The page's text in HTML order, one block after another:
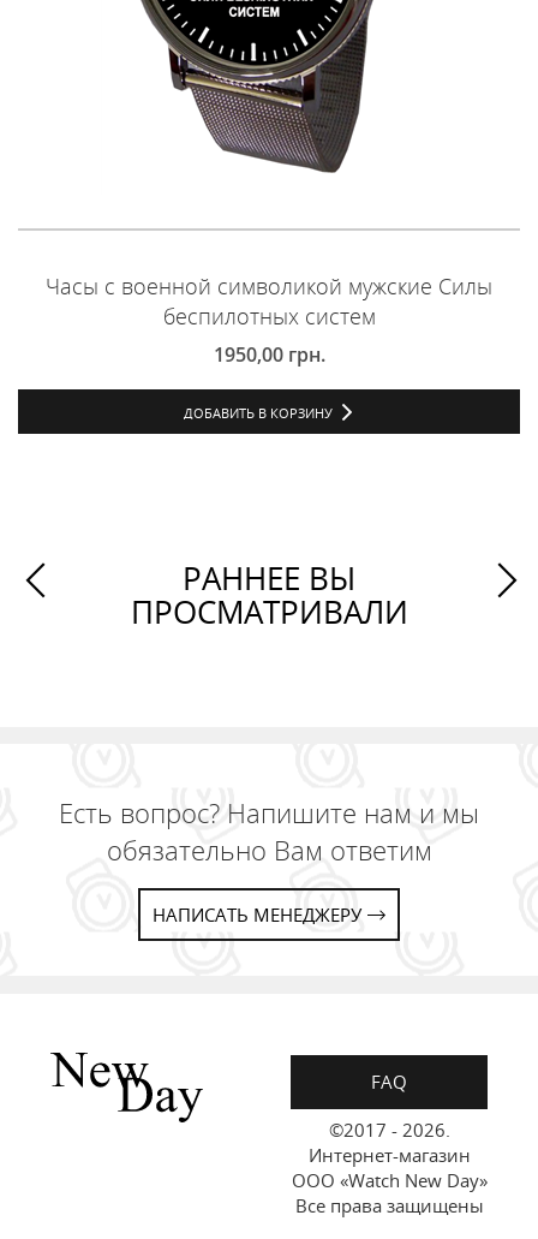
Часы с военной символикой мужские Силы
беспилотных систем
1950,00 грн.
ДОБАВИТЬ В КОРЗИНУ
РАННЕЕ ВЫ
ПРОСМАТРИВАЛИ
Есть вопрос? Напишите нам и мы
обязательно Вам ответим
НАПИСАТЬ МЕНЕДЖЕРУ
FAQ
©2017 - 2026.
Интернет-магазин
ООО «Watch New Day»
Все права защищены